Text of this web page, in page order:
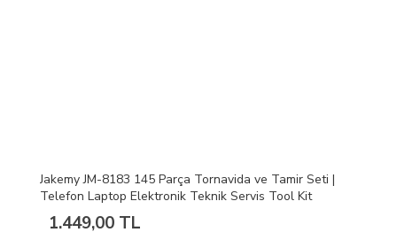
Jakemy JM-8183 145 Parça Tornavida ve Tamir Seti |
Telefon Laptop Elektronik Teknik Servis Tool Kit
1.449,00 TL